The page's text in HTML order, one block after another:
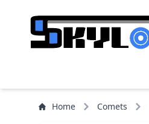
Home Comets